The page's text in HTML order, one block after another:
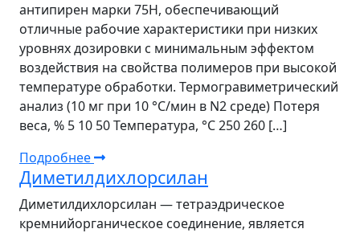
антипирен марки 75H, обеспечивающий
отличные рабочие характеристики при низких
уровнях дозировки с минимальным эффектом
воздействия на свойства полимеров при высокой
температуре обработки. Термогравиметрический
анализ (10 мг при 10 °С/мин в N2 среде) Потеря
веса, % 5 10 50 Температура, °C 250 260 […]
Подробнее
Диметилдихлорсилан
Диметилдихлорсилан — тетраэдрическое
кремнийорганическое соединение, является